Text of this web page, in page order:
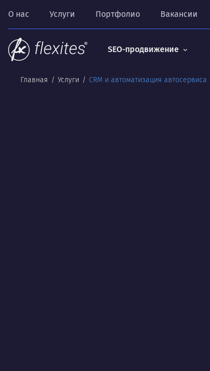
О нас Услуги Портфолио Вакансии
SEO-продвижение
Главная Услуги CRM и автоматизация автосервиса